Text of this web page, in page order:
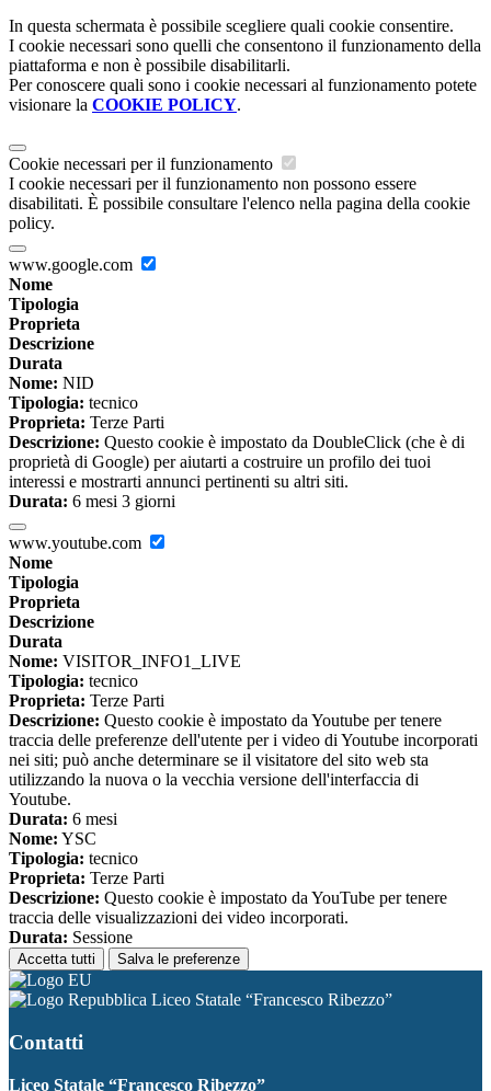
In questa schermata è possibile scegliere quali cookie consentire.
I cookie necessari sono quelli che consentono il funzionamento della
piattaforma e non è possibile disabilitarli.
Per conoscere quali sono i cookie necessari al funzionamento potete
visionare la COOKIE POLICY.
Cookie necessari per il funzionamento
I cookie necessari per il funzionamento non possono essere
disabilitati. È possibile consultare l'elenco nella pagina della cookie
policy.
www.google.com
Nome
Tipologia
Proprieta
Descrizione
Durata
Nome: NID
Tipologia: tecnico
Proprieta: Terze Parti
Descrizione: Questo cookie è impostato da DoubleClick (che è di
proprietà di Google) per aiutarti a costruire un profilo dei tuoi
interessi e mostrarti annunci pertinenti su altri siti.
Durata: 6 mesi 3 giorni
www.youtube.com
Nome
Tipologia
Proprieta
Descrizione
Durata
Nome: VISITOR_INFO1_LIVE
Tipologia: tecnico
Proprieta: Terze Parti
Descrizione: Questo cookie è impostato da Youtube per tenere
traccia delle preferenze dell'utente per i video di Youtube incorporati
nei siti; può anche determinare se il visitatore del sito web sta
utilizzando la nuova o la vecchia versione dell'interfaccia di
Youtube.
Durata: 6 mesi
Nome: YSC
Tipologia: tecnico
Proprieta: Terze Parti
Descrizione: Questo cookie è impostato da YouTube per tenere
traccia delle visualizzazioni dei video incorporati.
Durata: Sessione
Accetta tutti Salva le preferenze
Liceo Statale “Francesco Ribezzo”
Contatti
Liceo Statale “Francesco Ribezzo”